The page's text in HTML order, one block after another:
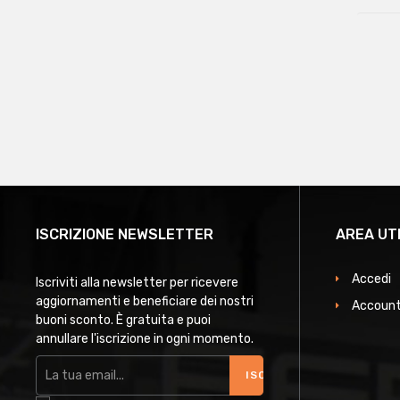
ISCRIZIONE NEWSLETTER
Iscriviti alla newsletter per ricevere
aggiornamenti e beneficiare dei nostri
buoni sconto. È gratuita e puoi
annullare l'iscrizione in ogni momento.
ISCRIVITI
AREA
Accedi